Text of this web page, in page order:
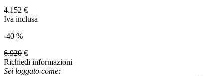
4.152 €
Iva inclusa
-40 %
6.920 €
Richiedi informazioni
Sei loggato come: